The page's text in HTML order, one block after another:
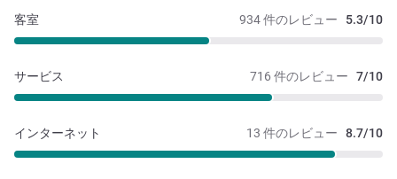
934 件のレビュー 5.3/10
客室
716 件のレビュー 7/10
サービス
13 件のレビュー 8.7/10
インターネット